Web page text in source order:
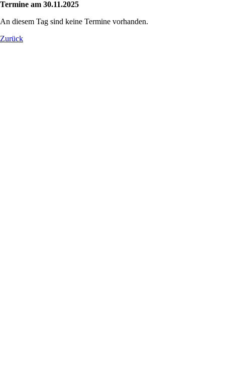
Termine am 30.11.2025
An diesem Tag sind keine Termine vorhanden.
Zurück